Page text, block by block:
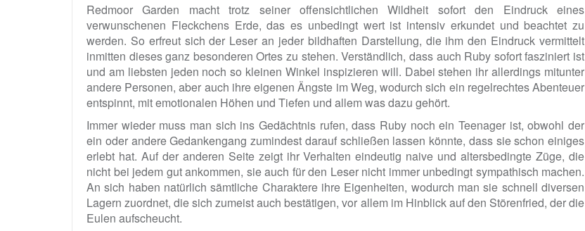
Redmoor Garden macht trotz seiner offensichtlichen Wildheit sofort den Eindruck eines
verwunschenen Fleckchens Erde, das es unbedingt wert ist intensiv erkundet und beachtet zu
werden. So erfreut sich der Leser an jeder bildhaften Darstellung, die ihm den Eindruck vermittelt
inmitten dieses ganz besonderen Ortes zu stehen. Verständlich, dass auch Ruby sofort fasziniert ist
und am liebsten jeden noch so kleinen Winkel inspizieren will. Dabei stehen ihr allerdings mitunter
andere Personen, aber auch ihre eigenen Ängste im Weg, wodurch sich ein regelrechtes Abenteuer
entspinnt, mit emotionalen Höhen und Tiefen und allem was dazu gehört.
Immer wieder muss man sich ins Gedächtnis rufen, dass Ruby noch ein Teenager ist, obwohl der
ein oder andere Gedankengang zumindest darauf schließen lassen könnte, dass sie schon einiges
erlebt hat. Auf der anderen Seite zeigt ihr Verhalten eindeutig naive und altersbedingte Züge, die
nicht bei jedem gut ankommen, sie auch für den Leser nicht immer unbedingt sympathisch machen.
An sich haben natürlich sämtliche Charaktere ihre Eigenheiten, wodurch man sie schnell diversen
Lagern zuordnet, die sich zumeist auch bestätigen, vor allem im Hinblick auf den Störenfried, der die
Eulen aufscheucht.